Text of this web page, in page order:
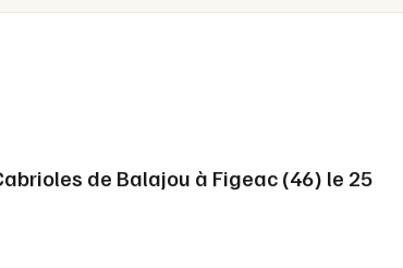
Mulhouse
Paris de Balajou à Figeac (46) le 25